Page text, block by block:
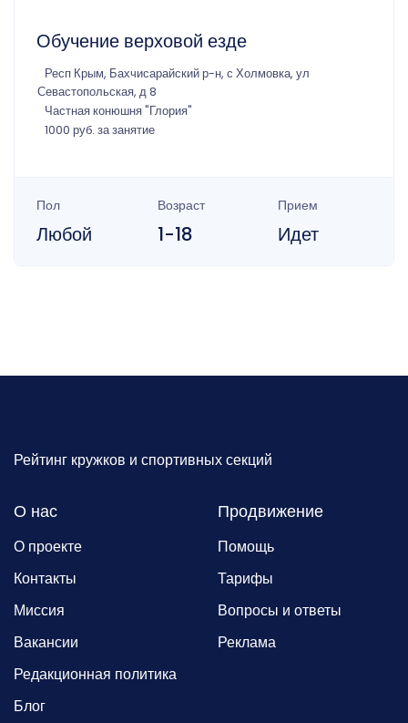
Обучение верховой езде
Респ Крым, Бахчисарайский р-н, с Холмовка, ул
Севастопольская, д 8
Частная конюшня "Глория"
1000 руб. за занятие
Пол
Любой
Возраст
1-18
Прием
Идет
Рейтинг кружков и спортивных секций
О нас
О проекте
Контакты
Миссия
Вакансии
Редакционная политика
Блог
Продвижение
Помощь
Тарифы
Вопросы и ответы
Реклама